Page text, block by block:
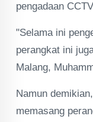
pengadaan
"Selama ini
perangkat ini
Malang,
Namun
memasang